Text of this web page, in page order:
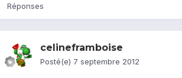
Réponses
celineframboise
Posté(e) 7 septembre 2012